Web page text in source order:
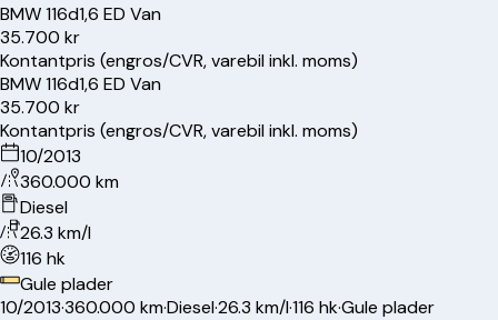
BMW116d1,6 ED Van
35.700 kr
Kontantpris (engros/CVR, varebil inkl. moms)
BMW116d1,6 ED Van
35.700 kr
Kontantpris (engros/CVR, varebil inkl. moms)
10/2013
360.000 km
Diesel
26.3 km/l
116 hk
Gule plader
10/2013·360.000 km·Diesel·26.3 km/l·116 hk·Gule plader